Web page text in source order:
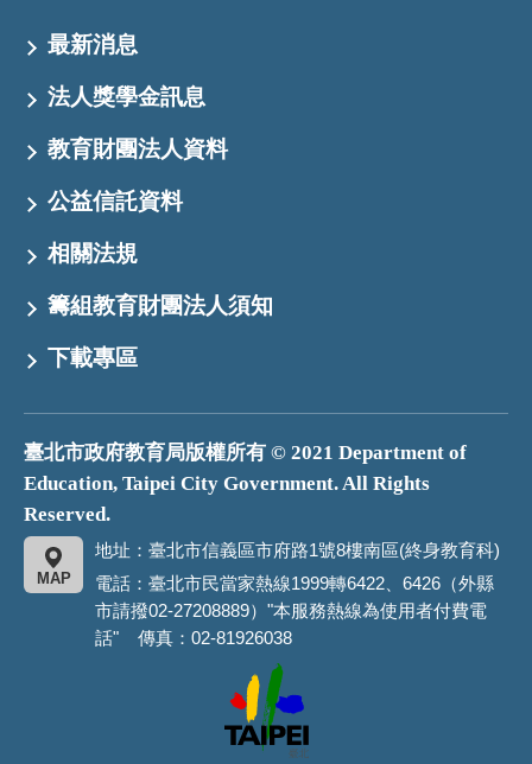
最新消息
法人獎學金訊息
教育財團法人資料
公益信託資料
相關法規
籌組教育財團法人須知
下載專區
臺北市政府教育局版權所有 © 2021 Department of
Education, Taipei City Government. All Rights
Reserved.
地址：臺北市信義區市府路1號8樓南區(終身教育科)
MAP
電話：臺北市民當家熱線1999轉6422、6426（外縣
市請撥02-27208889）"本服務熱線為使用者付費電
話" 傳真：02-81926038
市
政